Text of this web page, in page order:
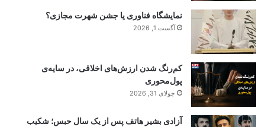
نمایشگاه فناوری یا جشن شهرت مجازی؟
آگست 1, 2026
کم‌رنگ شدن ارزش‌های اخلاقی، در سایه‌ی
پول‌محوری
جولای 31, 2026
آزادی بشیر هاتف پس از یک سال حبس؛ شکیب